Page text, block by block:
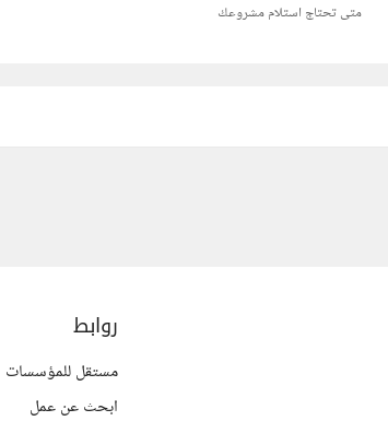
متى تحتاج استلام مشروعك
روابط
مستقل للمؤسسات
ابحث عن عمل